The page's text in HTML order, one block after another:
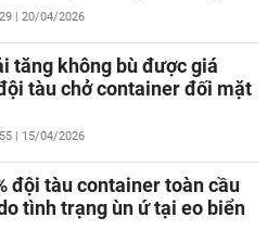
| 20/04/2026
tăng không bù được giá
tàu chở container đối mặt
| 15/04/2026
đội tàu container toàn cầu
tình trạng ùn ứ tại eo biển